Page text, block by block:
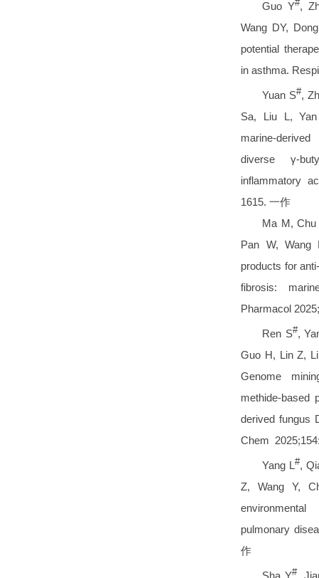
Guo Y#,
Wang DY,
potential
in asthma.
Yuan S#,
Sa, Liu L,
marine-
diverse γ-
inflammatory
1615. 一作
Ma M, Chu
Pan W, Wang
products for
fibrosis:
Pharmacol
Ren S#,
Guo H, Lin Z,
Genome
methide-based
derived fungus
Chem
Yang L#,
Z, Wang Y,
pulmonary
作
Sha Y#,